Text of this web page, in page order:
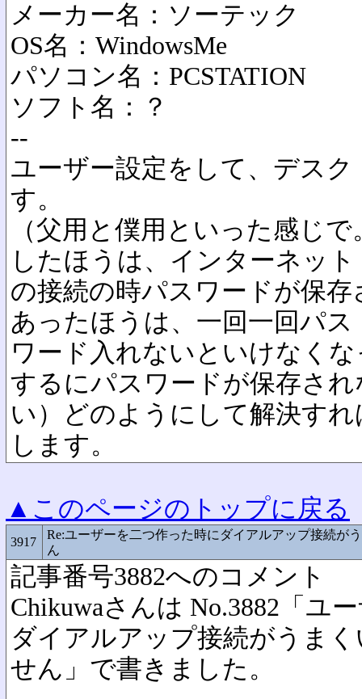
メーカー名：ソーテック
OS名：WindowsMe
パソコン名：PCSTATION
ソフト名：？
--
ユーザー設定をして、デス
す。
（父用と僕用といった感じ
したほうは、インターネット
の接続の時パスワードが保
あったほうは、一回一回パス
ワード入れないといけなく
するにパスワードが保存され
い）どのようにして解決す
します。
▲このページのトップに戻る
3917
Re:ユーザーを二つ作った時にダイアルアップ接続が
ん
記事番号3882へのコメント
Chikuwaさんは No.3882「ユ
ダイアルアップ接続がうま
せん」で書きました。